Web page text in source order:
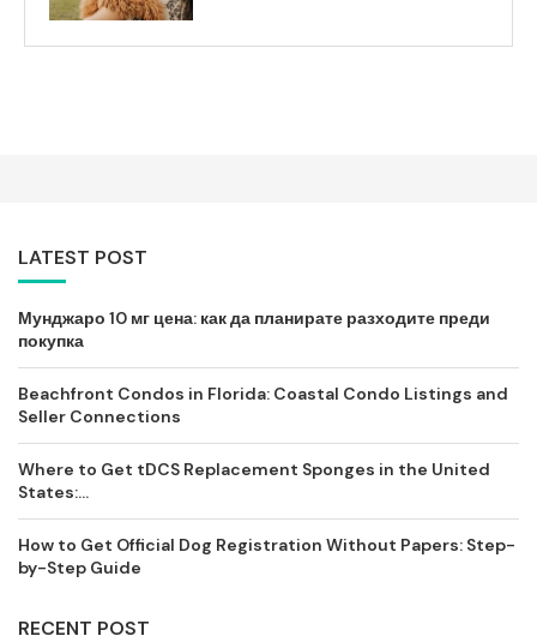
LATEST POST
Мунджаро 10 мг цена: как да планирате разходите преди
покупка
Beachfront Condos in Florida: Coastal Condo Listings and
Seller Connections
Where to Get tDCS Replacement Sponges in the United
States:...
How to Get Official Dog Registration Without Papers: Step-
by-Step Guide
RECENT POST